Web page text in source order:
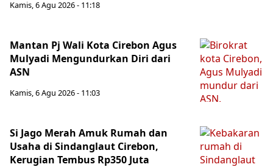
Kamis, 6 Agu 2026 - 11:18
Mantan Pj Wali Kota Cirebon Agus
Mulyadi Mengundurkan Diri dari
ASN
Kamis, 6 Agu 2026 - 11:03
Si Jago Merah Amuk Rumah dan
Usaha di Sindanglaut Cirebon,
Kerugian Tembus Rp350 Juta